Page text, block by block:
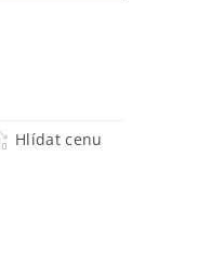
Hlídat cenu